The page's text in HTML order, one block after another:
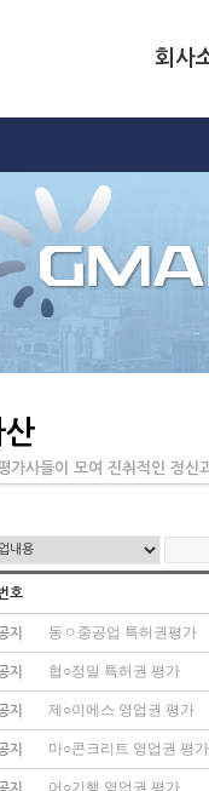
회사
산
가사들이 모여 진취적인 정신
호
지 동ㅇ중공업 특허권평가
지 협○정밀 특허권 평가
지 제○이에스 영업권 평가
지 마○콘크리트 영업권 평가
어○기행 영업권 평가